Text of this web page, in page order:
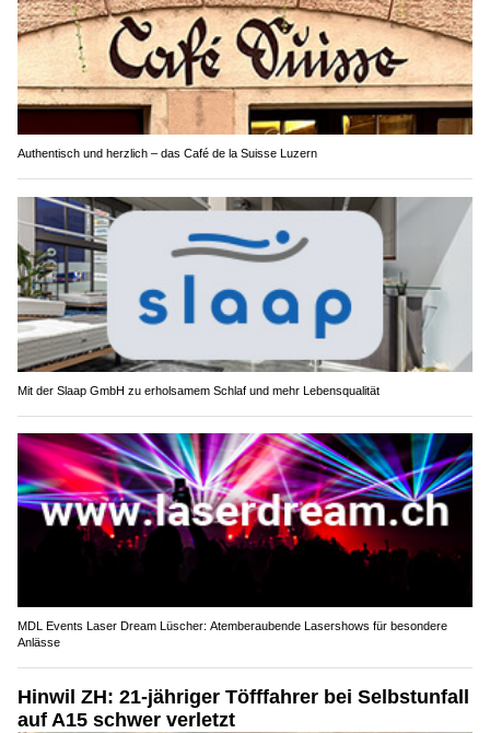
Authentisch und herzlich – das Café de la Suisse Luzern
Mit der Slaap GmbH zu erholsamem Schlaf und mehr Lebensqualität
MDL Events Laser Dream Lüscher: Atemberaubende Lasershows für besondere
Anlässe
Hinwil ZH: 21-jähriger Töfffahrer bei Selbstunfall
auf A15 schwer verletzt